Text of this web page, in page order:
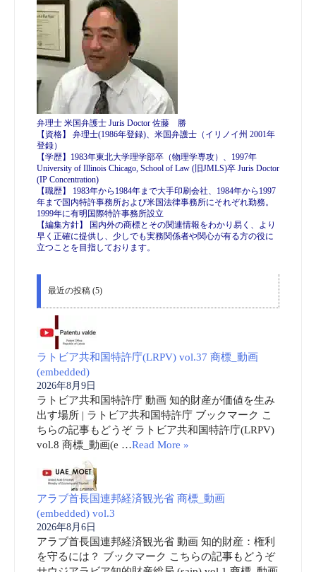
弁理士 米国弁護士 Juris Doctor 佐藤 勝
【資格】 弁理士(1986年登録)、米国弁護士（イリノイ州 2001年
登録）
【学歴】1983年東北大学理学部卒（物理学専攻）、1997年
University of Illinois Chicago, School of Law (旧JMLS)卒 Juris Doctor
(IP Concentration)
【職歴】 1983年から1984年まで大手印刷会社、1984年から1997
年まで国内特許事務所および米国法律事務所にそれぞれ勤務。
1999年に有明国際特許事務所設立
【編集方針】 国内外の商標とその関連情報をわかり易く、より
早く正確に提供し、少しでも実務関係者や関心が有る方の役に
立つことを目指しております。
最近の投稿 (5)
ラトビア共和国特許庁(LRPV) vol.37 商標_動画
(embedded)
2026年8月9日
ラトビア共和国特許庁 動画 知的財産が価値を生み
出す場所 | ラトビア共和国特許庁 ブックマーク こ
ちらの記事もどうぞ ラトビア共和国特許庁(LRPV)
vol.8 商標_動画(e …Read More »
アラブ首長国連邦経済観光省 商標_動画
(embedded) vol.3
2026年8月6日
アラブ首長国連邦経済観光省 動画 知的財産：権利
を守るには？ ブックマーク こちらの記事もどうぞ